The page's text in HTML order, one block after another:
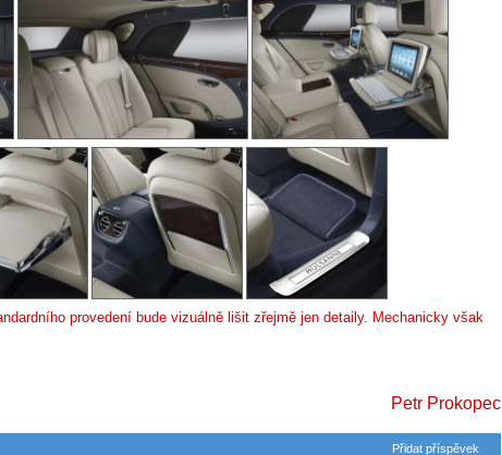
provedení bude vizuálně lišit zřejmě jen detaily. Mechanicky však
Petr Prokopec
Přidat příspěvek